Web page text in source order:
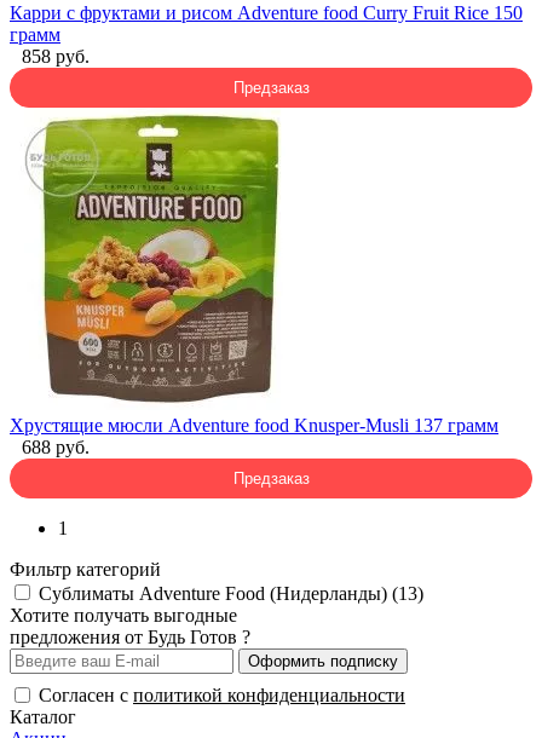
Карри с фруктами и рисом Adventure food Curry Fruit Rice 150
грамм
858 руб.
Предзаказ
Хрустящие мюсли Adventure food Knusper-Musli 137 грамм
688 руб.
Предзаказ
1
Фильтр категорий
Сублиматы Adventure Food (Нидерланды) (13)
Хотите получать выгодные
предложения от Будь Готов ?
Оформить подписку
Согласен с политикой конфиденциальности
Каталог